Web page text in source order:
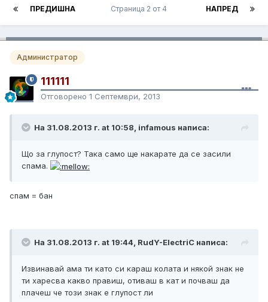
ПРЕДИШНА НАПРЕД
Страница 2 от 4
Администратор
111111
Отговорено 1 Септември, 2013
На 31.08.2013 г. at 10:58, infamous написа:
Що за глупост? Така само ще накарате да се засили
спама.
спам = бан
На 31.08.2013 г. at 19:44, RudY-ElectriC написа:
Извинавай ама ти като си караш колата и някой знак не
ти харесва какво правиш, отиваш в кат и почваш да
плачеш че този знак е глупост ли